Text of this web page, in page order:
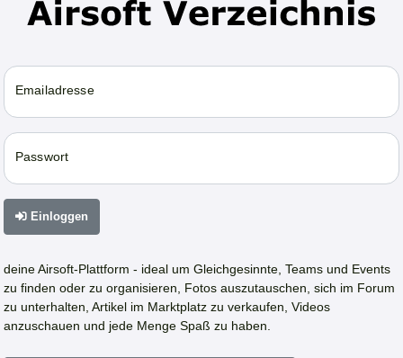
Emailadresse
Passwort
Einloggen
deine Airsoft-Plattform - ideal um Gleichgesinnte, Teams und Events
zu finden oder zu organisieren, Fotos auszutauschen, sich im Forum
zu unterhalten, Artikel im Marktplatz zu verkaufen, Videos
anzuschauen und jede Menge Spaß zu haben.